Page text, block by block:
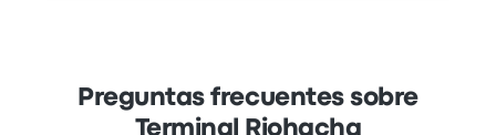
Preguntas frecuentes sobre
Terminal Riohacha